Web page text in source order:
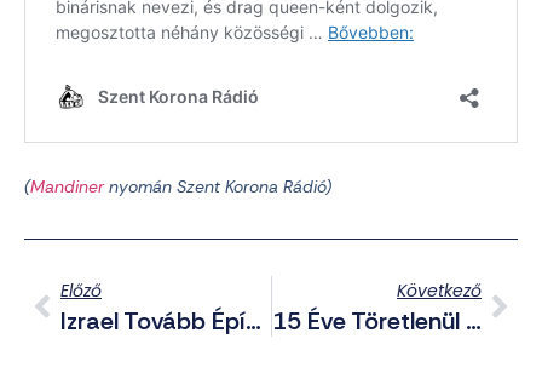
(Mandinernyomán Szent Korona Rádió)
Előző
Izrael Tovább Építi Nagy-Izraelt Szíria Részén Is
Következő
15 Éve Töretlenül A Csehkiverő Hősök Nyomában – XV. Legbátrabb Város Emléktúra